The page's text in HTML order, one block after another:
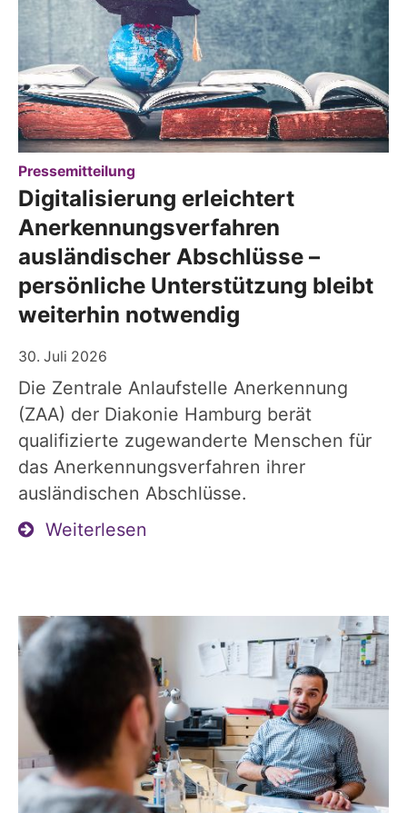
Pressemitteilung
Digitalisierung erleichtert
Anerkennungsverfahren
ausländischer Abschlüsse –
persönliche Unterstützung bleibt
weiterhin notwendig
30. Juli 2026
Die Zentrale Anlaufstelle Anerkennung
(ZAA) der Diakonie Hamburg berät
qualifizierte zugewanderte Menschen für
das Anerkennungsverfahren ihrer
ausländischen Abschlüsse.
Weiterlesen